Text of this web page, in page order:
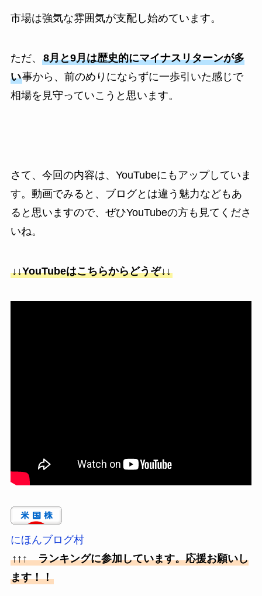
市場は強気な雰囲気が支配し始めています。
ただ、 8月と9月は歴史的にマイナスリターンが多
い事から、前のめりにならずに一歩引いた感じで
相場を見守っていこうと思います。
さて、今回の内容は、YouTubeにもアップしていま
す。動画でみると、ブログとは違う魅力などもあ
ると思いますので、ぜひYouTubeの方も見てくださ
いね。
↓↓YouTubeはこちらからどうぞ↓↓
にほんブログ村
↑↑↑ ランキングに参加しています。応援お願いし
ます！！